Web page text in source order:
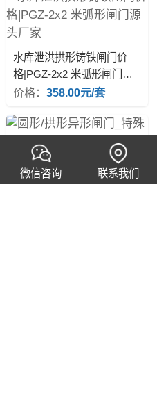
水库泄洪拱形铸铁闸门价
格|PGZ-2x2 米弧形闸门源
头厂家
价格： 358.00元/套
圆形/拱形异形闸门_特殊孔
口形状铸铁闸门报价
微信咨询 联系我们